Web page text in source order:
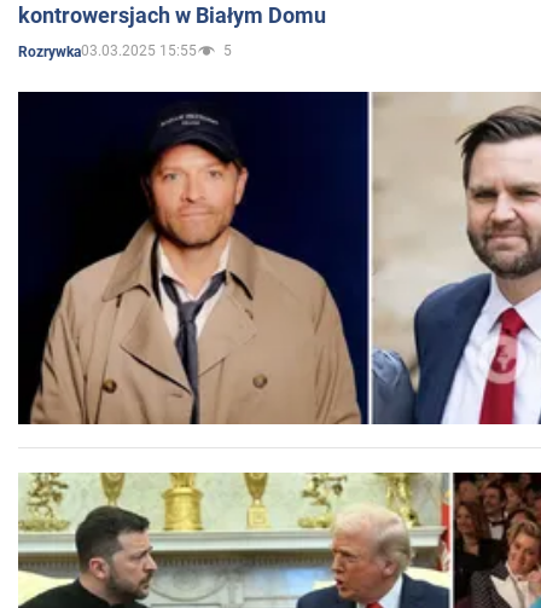
kontrowersjach w Białym Domu
Rozrywka03.03.2025 15:55 5